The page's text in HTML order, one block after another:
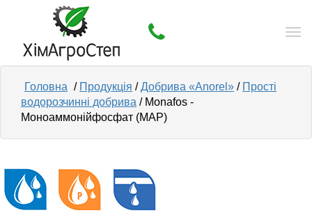
Головна / Продукція /Добрива «Anorel» / Прості
водорозчинні добрива / Monafos -
Моноаммонійфосфат (MAP)